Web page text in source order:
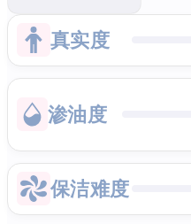
真实度
渗油度
保洁难度